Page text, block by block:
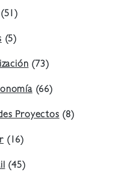
(51)
(5)
(73)
(66)
Proyectos(8)
(16)
(45)